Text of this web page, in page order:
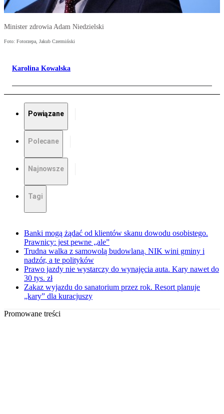
Minister zdrowia Adam Niedzielski
Foto: Fotorzepa, Jakub Czermiński
Karolina Kowalska
Powiązane
Polecane
Najnowsze
Tagi
Banki mogą żądać od klientów skanu dowodu osobistego.
Prawnicy: jest pewne „ale”
Trudna walka z samowolą budowlaną. NIK wini gminy i
nadzór, a te polityków
Prawo jazdy nie wystarczy do wynajęcia auta. Kary nawet do
30 tys. zł
Zakaz wyjazdu do sanatorium przez rok. Resort planuje
„kary” dla kuracjuszy
Promowane treści